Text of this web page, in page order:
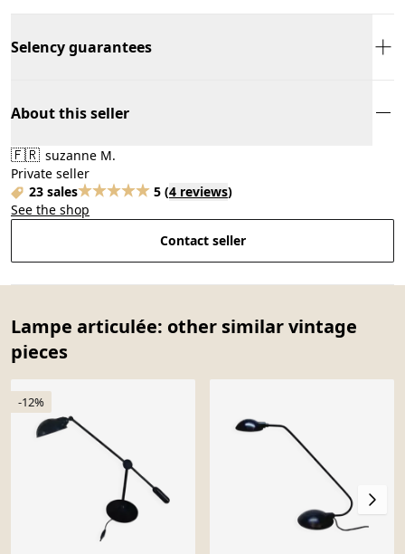
Selency guarantees
About this seller
🇫🇷 suzanne M.
Private seller
23 sales
5 (4 reviews)
See the shop
Contact seller
Lampe articulée: other similar vintage
pieces
-12%